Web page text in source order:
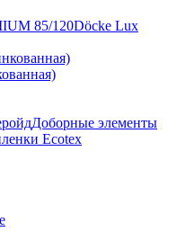
85/120Döсkе Luх
Доборные элементы
Ecotex